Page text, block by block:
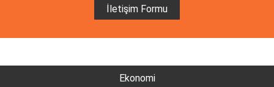
İletişim Formu
Ekonomi